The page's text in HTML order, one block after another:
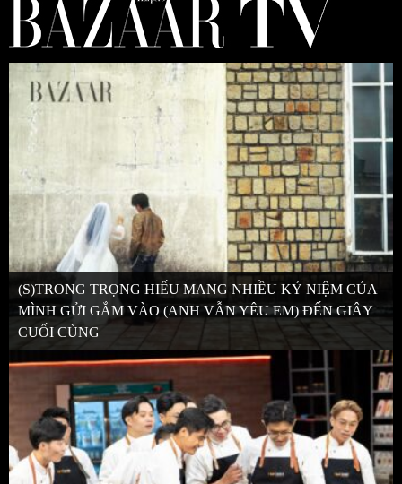
(S)TRONG TRỌNG HIẾU MANG NHIỀU KỶ NIỆM CỦA
MÌNH GỬI GẮM VÀO (ANH VẪN YÊU EM) ĐẾN GIÂY
CUỐI CÙNG